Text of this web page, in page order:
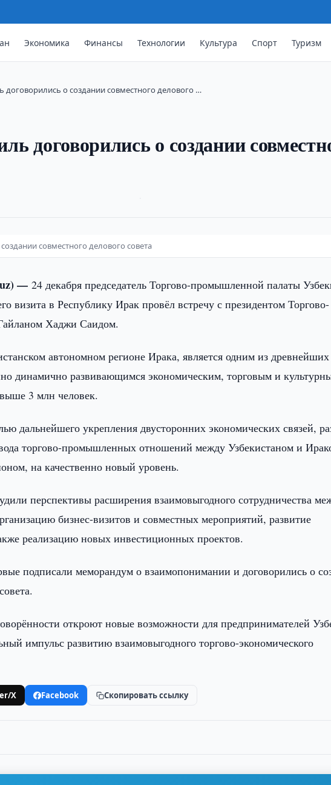
Экономика Финансы Технологии Культура Спорт Туризм
договорились о создании совместного делового …
договорились о создании
совместного делового совета
—24 декабря председатель Торгово-промышленной палаты
визита в Республику Ирак провёл встречу с президентом Торгово-
Хаджи Саидом.
автономном регионе Ирака, является одним из древнейших
динамично развивающимся экономическим, торговым и
3 млн человек.
дальнейшего укрепления двусторонних экономических связей,
торгово-промышленных отношений между Узбекистаном и
на качественно новый уровень.
перспективы расширения взаимовыгодного сотрудничества
бизнес-визитов и совместных мероприятий, развитие
реализацию новых инвестиционных проектов.
подписали меморандум о взаимопонимании и договорились о
откроют новые возможности для предпринимателей
импульс развитию взаимовыгодного торгово-экономического
X Facebook Скопировать ссылку